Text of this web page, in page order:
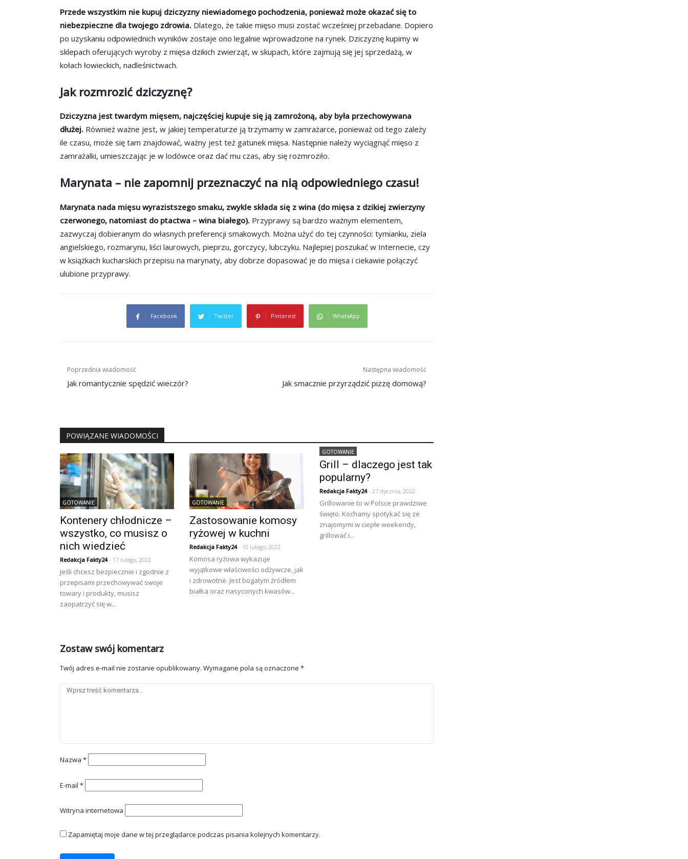
Przede wszystkim nie kupuj dziczyzny niewiadomego pochodzenia, ponieważ może okazać się to
niebezpieczne dla twojego zdrowia. Dlatego, że takie mięso musi zostać wcześniej przebadane. Dopiero
po uzyskaniu odpowiednich wyników zostaje ono legalnie wprowadzone na rynek. Dziczyznę kupimy w
sklepach oferujących wyroby z mięsa dzikich zwierząt, w skupach, które zajmują się jej sprzedażą, w
kołach łowieckich, nadleśnictwach.
Jak rozmrozić dziczyznę?
Dziczyzna jest twardym mięsem, najczęściej kupuje się ją zamrożoną, aby była przechowywana
dłużej. Również ważne jest, w jakiej temperaturze ją trzymamy w zamrażarce, ponieważ od tego zależy
ile czasu, może się tam znajdować, ważny jest też gatunek mięsa. Następnie należy wyciągnąć mięso z
zamrażalki, umieszczając je w lodówce oraz dać mu czas, aby się rozmroziło.
Marynata – nie zapomnij przeznaczyć na nią odpowiedniego czasu!
Marynata nada mięsu wyrazistszego smaku, zwykle składa się z wina (do mięsa z dzikiej zwierzyny
czerwonego, natomiast do ptactwa – wina białego). Przyprawy są bardzo ważnym elementem,
zazwyczaj dobieranym do własnych preferencji smakowych. Można użyć do tej czynności: tymianku, ziela
angielskiego, rozmarynu, liści laurowych, pieprzu, gorczycy, lubczyku. Najlepiej poszukać w Internecie, czy
w książkach kucharskich przepisu na marynaty, aby dobrze dopasować je do mięsa i ciekawie połączyć
ulubione przyprawy.
Facebook Twitter Pinterest WhatsApp
Nawigacja
wpisu
Poprzednia wiadomość
Jak romantycznie spędzić wieczór?
Następna wiadomość
Jak smacznie przyrządzić pizzę domową?
POWIĄZANE WIADOMOŚCI
GOTOWANIE
Kontenery chłodnicze –
wszystko, co musisz o
nich wiedzieć
Redakcja Fakty24- 17 lutego, 2022
Jeśli chcesz bezpiecznie i zgodnie z
przepisami przechowywać swoje
towary i produkty, musisz
zaopatrzyć się w...
GOTOWANIE
Zastosowanie komosy
ryżowej w kuchni
Redakcja Fakty24- 10 lutego, 2022
Komosa ryżowa wykazuje
wyjątkowe właściwości odżywcze, jak
i zdrowotne. Jest bogatym źródłem
białka oraz nasyconych kwasów...
GOTOWANIE
Grill – dlaczego jest tak
popularny?
Redakcja Fakty24- 27 stycznia, 2022
Grillowanie to w Polsce prawdziwe
święto. Kochamy spotykać się ze
znajomymi w ciepłe weekendy,
grillować i...
Zostaw swój komentarz
Twój adres e-mail nie zostanie opublikowany. Wymagane pola są oznaczone *
Nazwa *
E-mail *
Witryna internetowa
Zapamiętaj moje dane w tej przeglądarce podczas pisania kolejnych komentarzy.